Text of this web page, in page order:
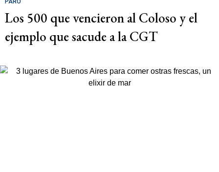
PARO
Los 500 que vencieron al Coloso y el
ejemplo que sacude a la CGT